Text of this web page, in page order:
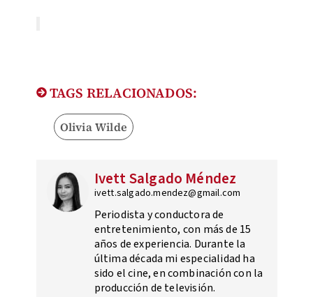
TAGS RELACIONADOS:
Olivia Wilde
Ivett Salgado Méndez
ivett.salgado.mendez@gmail.com
Periodista y conductora de
entretenimiento, con más de 15
años de experiencia. Durante la
última década mi especialidad ha
sido el cine, en combinación con la
producción de televisión.